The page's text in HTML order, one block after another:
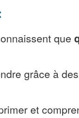
que
grâce à
et